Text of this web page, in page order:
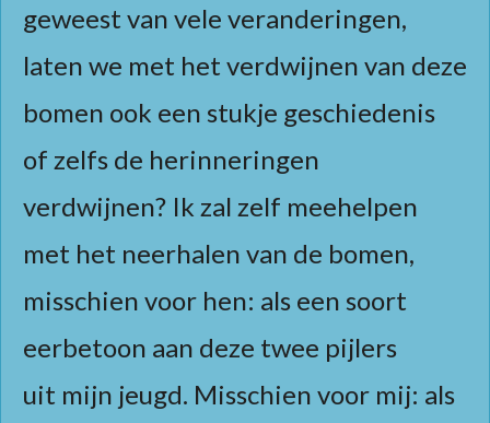
geweest van vele veranderingen,
laten we met het verdwijnen van deze
bomen ook een stukje geschiedenis
of zelfs de herinneringen
verdwijnen? Ik zal zelf meehelpen
met het neerhalen van de bomen,
misschien voor hen: als een soort
eerbetoon aan deze twee pijlers
uit mijn jeugd. Misschien voor mij: als